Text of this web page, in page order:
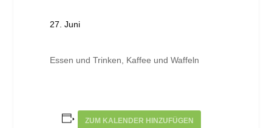
27. Juni
Essen und Trinken, Kaffee und Waffeln
ZUM KALENDER HINZUFÜGEN